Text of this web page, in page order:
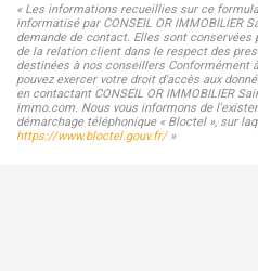
« Les informations recueillies sur ce
informatisé par CONSEIL OR IMMOBILIER
demande de contact. Elles sont
de la relation client dans le respect des
destinées à nos conseillers Conformément
pouvez exercer votre droit d'accès aux
en contactant CONSEIL OR IMMOBILIER
immo.com. Nous vous informons de
démarchage téléphonique « Bloctel », sur
https://www.bloctel.gouv.fr/»